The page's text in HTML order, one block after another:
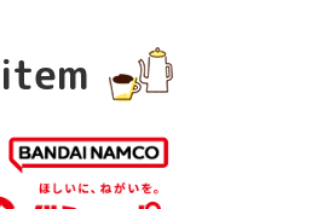
item